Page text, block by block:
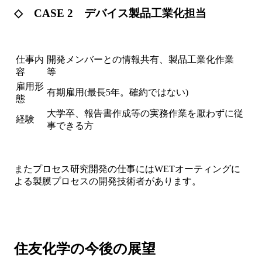
◇ CASE 2 デバイス製品工業化担当
仕事内
容
開発メンバーとの情報共有、製品工業化作業
等
雇用形
態
有期雇用(最長5年。確約ではない)
経験
大学卒、報告書作成等の実務作業を厭わずに従
事できる方
またプロセス研究開発の仕事にはWETオーティングに
よる製膜プロセスの開発技術者があります。
住友化学の今後の展望